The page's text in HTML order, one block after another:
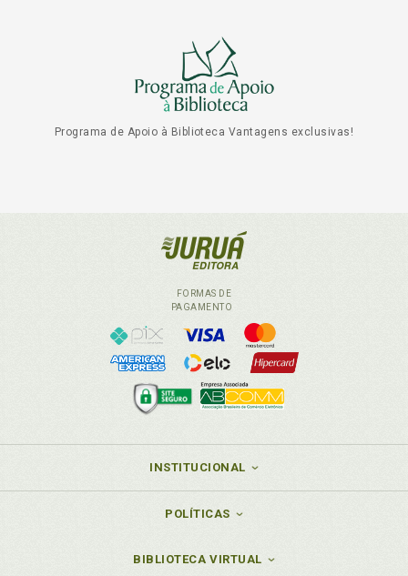
Programa de Apoio à Biblioteca Vantagens exclusivas!
FORMAS DE
PAGAMENTO
INSTITUCIONAL
POLÍTICAS
BIBLIOTECA VIRTUAL